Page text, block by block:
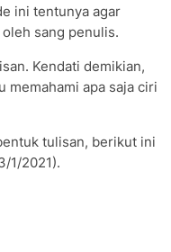
ini tentunya agar
sang penulis.
Kendati demikian,
memahami apa saja ciri
tulisan, berikut ini
1/2021).